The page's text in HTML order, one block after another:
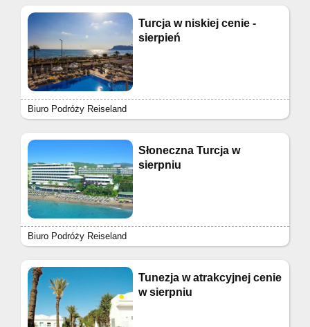
Turcja w niskiej cenie -
sierpień
Biuro Podróży Reiseland
Słoneczna Turcja w
sierpniu
Biuro Podróży Reiseland
Tunezja w atrakcyjnej cenie
w sierpniu